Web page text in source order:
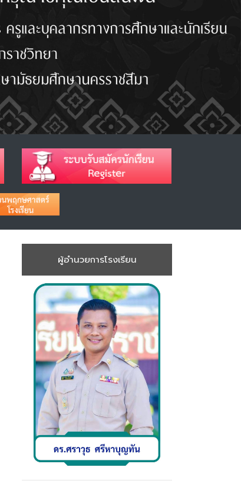
ผู้อำนวยการโรงเรียน